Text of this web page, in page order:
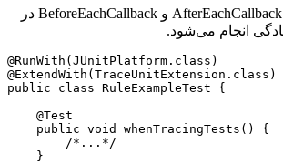
با استفاده از قابلیت AfterEachCallback و BeforeEachCallback در
@RunWith(JUnitPlatform.class)
@ExtendWith(TraceUnitExtension.class)
public class RuleExampleTest {
    @Test
    public void whenTracingTests() {
        /*...*/
    }